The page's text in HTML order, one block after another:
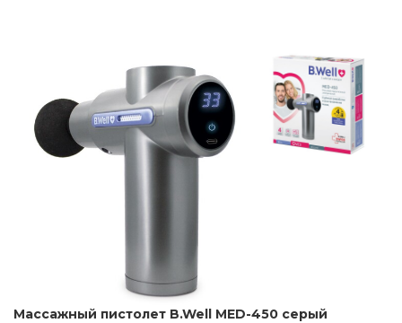
Массажный пистолет B.Well MED-450 серый